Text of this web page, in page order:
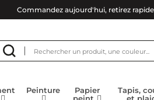
Commandez aujourd'hui, retirez
Peinture
Papier
Tapis,